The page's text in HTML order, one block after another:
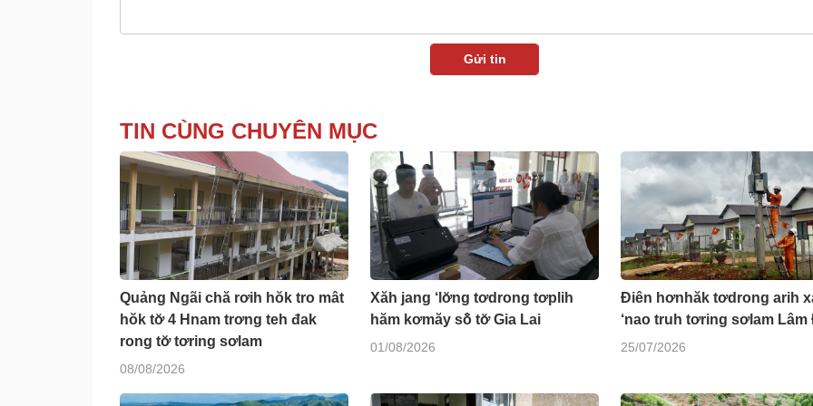
TIN CÙNG CHUYÊN MỤC
Quảng Ngãi chă rơih hŏk tro mât
hŏk tơ̆ 4 Hnam trơng teh đak
rong tơ̆ tơring sơlam
08/08/2026
Xăh jang ‘lơ̆ng tơdrong tơplih
hăm kơmăy sô̆ tơ̆ Gia Lai
01/08/2026
Điên hơnhăk tơdrong arih
‘nao truh tơring sơlam
25/07/2026